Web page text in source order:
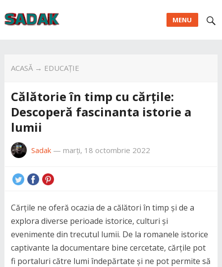
MENU
ACASĂ→ EDUCAȚIE
Călătorie în timp cu cărțile:
Descoperă fascinanta istorie a
lumii
Sadak— marți, 18 octombrie 2022
Cărțile ne oferă ocazia de a călători în timp și de a
explora diverse perioade istorice, culturi și
evenimente din trecutul lumii. De la romanele istorice
captivante la documentare bine cercetate, cărțile pot
fi portaluri către lumi îndepărtate și ne pot permite să